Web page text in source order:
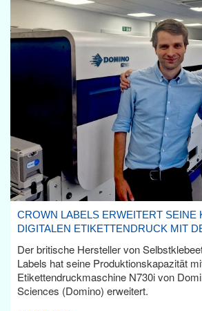
CROWN LABELS ERWEITERT SEINE
DIGITALEN ETIKETTENDRUCK MIT
Der britische Hersteller von
Labels hat seine Produktionskapazität
Etikettendruckmaschine N730i von
Sciences (Domino) erweitert.